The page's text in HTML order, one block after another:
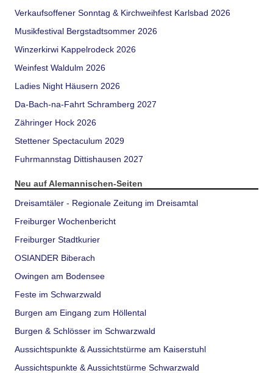
Verkaufsoffener Sonntag & Kirchweihfest Karlsbad 2026
Musikfestival Bergstadtsommer 2026
Winzerkirwi Kappelrodeck 2026
Weinfest Waldulm 2026
Ladies Night Häusern 2026
Da-Bach-na-Fahrt Schramberg 2027
Zähringer Hock 2026
Stettener Spectaculum 2029
Fuhrmannstag Dittishausen 2027
Neu auf Alemannischen-Seiten
Dreisamtäler - Regionale Zeitung im Dreisamtal
Freiburger Wochenbericht
Freiburger Stadtkurier
OSIANDER Biberach
Owingen am Bodensee
Feste im Schwarzwald
Burgen am Eingang zum Höllental
Burgen & Schlösser im Schwarzwald
Aussichtspunkte & Aussichtstürme am Kaiserstuhl
Aussichtspunkte & Aussichtstürme Schwarzwald